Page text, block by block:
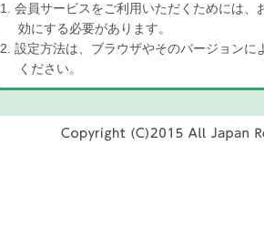
1. 会員サービスをご利用いただくためには
効にする必要があります。
2. 設定方法は、ブラウザやそのバージョン
ください。